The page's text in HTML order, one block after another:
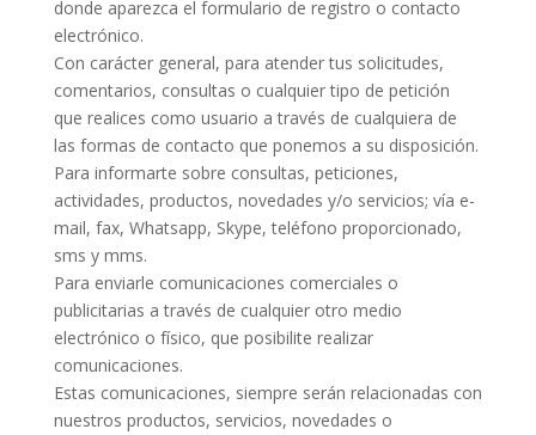
donde aparezca el formulario de registro o contacto
electrónico.
Con carácter general, para atender tus solicitudes,
comentarios, consultas o cualquier tipo de petición
que realices como usuario a través de cualquiera de
las formas de contacto que ponemos a su disposición.
Para informarte sobre consultas, peticiones,
actividades, productos, novedades y/o servicios; vía e-
mail, fax, Whatsapp, Skype, teléfono proporcionado,
sms y mms.
Para enviarle comunicaciones comerciales o
publicitarias a través de cualquier otro medio
electrónico o físico, que posibilite realizar
comunicaciones.
Estas comunicaciones, siempre serán relacionadas con
nuestros productos, servicios, novedades o